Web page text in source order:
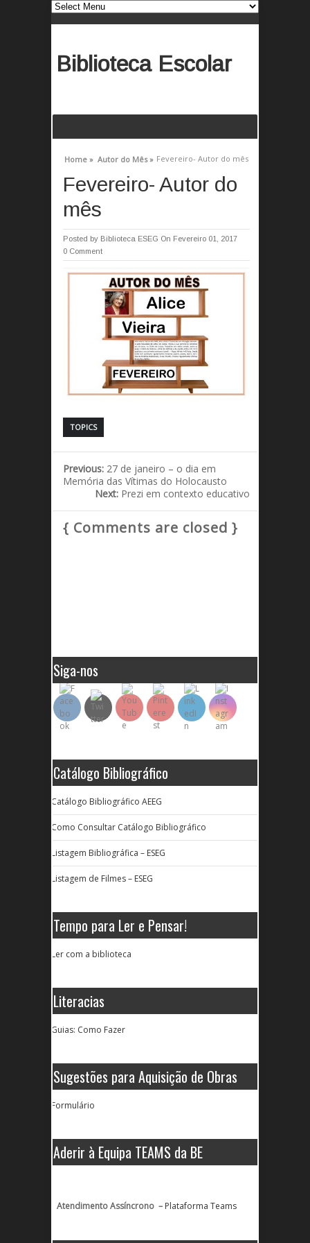
Biblioteca Escolar
Home » Autor do Mês » Fevereiro- Autor do mês
Fevereiro- Autor do
mês
Posted by Biblioteca ESEG On Fevereiro 01, 2017
0 Comment
TOPICS
Previous: 27 de janeiro – o dia em
Memória das Vítimas do Holocausto
Next: Prezi em contexto educativo
{ Comments are closed }
Siga-nos
Catálogo Bibliográfico
Catálogo Bibliográfico AEEG
Como Consultar Catálogo Bibliográfico
Listagem Bibliográfica – ESEG
Listagem de Filmes – ESEG
Tempo para Ler e Pensar!
Ler com a biblioteca
Literacias
Guias: Como Fazer
Sugestões para Aquisição de Obras
Formulário
Aderir à Equipa TEAMS da BE
Atendimento Assíncrono – Plataforma Teams